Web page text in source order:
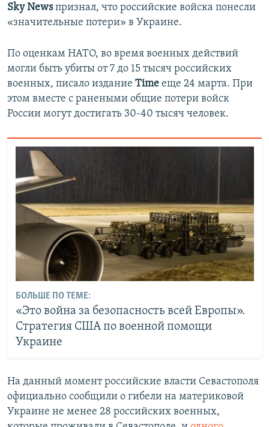
Sky Newsпризнал, что российские войска понесли
«значительные потери» в Украине.
По оценкам НАТО, во время военных действий
могли быть убиты от 7 до 15 тысяч российских
военных, писало издание Time еще 24 марта. При
этом вместе с ранеными общие потери войск
России могут достигать 30-40 тысяч человек.
БОЛЬШЕ ПО ТЕМЕ:
«Это война за безопасность всей Европы».
Стратегия США по военной помощи
Украине
На данный момент российские власти Севастополя
официально сообщили о гибели на материковой
Украине не менее 28 российских военных,